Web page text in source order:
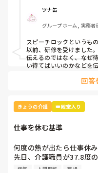
ツナ缶
グループホーム, 実務
スピーチロックというも
以前、研修を受けました
伝えるのではなく、なぜ
い待てばいいのかなどを
回答
きょうの介護 👑殿堂入り
仕事を休む基準
何度の熱が出たら仕事休
先日、介護職員が37.8度
「37.8度くらいで休む？
病気 人間関係 職場